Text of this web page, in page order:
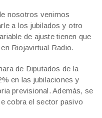
nosotros venimos
a los jubilados y otro
de ajuste tienen que
Riojavirtual Radio.
de Diputados de la
en las jubilaciones y
previsional. Además, se
cobra el sector pasivo